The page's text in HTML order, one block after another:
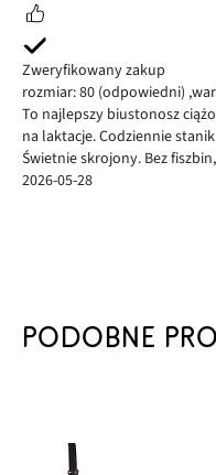
Zweryfikowany zakup
rozmiar: 80 (odpowiedni) ,
To najlepszy biustonosz
na laktacje. Codziennie
Świetnie skrojony. Bez
2026-05-28
PODOBNE